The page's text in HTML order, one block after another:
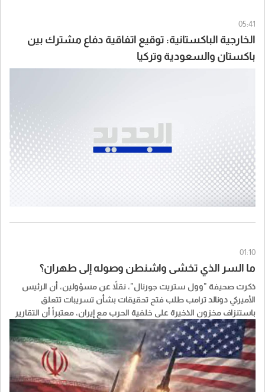
05:41
الخارجية الباكستانية: توقيع اتفاقية دفاع مشترك بين
باكستان والسعودية وتركيا
01:10
ما السر الذي تخشى واشنطن وصوله إلى طهران؟
ذكرت صحيفة "وول ستريت جورنال"، نقلاً عن مسؤولين، أن الرئيس
الأميركي ​دونالد ترامب​ طلب فتح تحقيقات بشأن تسريبات تتعلق
باستنزاف مخزون الذخيرة على خلفية الحرب مع إيران، معتبراً أن التقارير
عن مستويات الذخيرة قد تمنح النظام الإيراني جرأة أكبر وتضعف مساعي
واشنطن لكبح برنامج ايران النووي.